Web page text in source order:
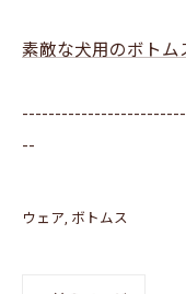
素敵な犬用のボトム
--
ウェア ボトムス